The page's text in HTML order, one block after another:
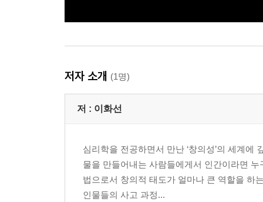
저자 소개 (1명)
저 : 이화선
심리학을 전공하면서 만난 ‘창의성’의 세계
물을 만들어내는 사람들에게서 인간이라면
법으로서 창의적 태도가 얼마나 큰 역할을 하
인물들의 사고 과정...